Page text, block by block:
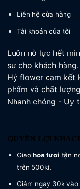
Liên hệ cửa hàng
Tài khoản của tôi
Luôn nỗ lực hết
sự cho khách
Hỷ flower cam kết
phẩm và chất
Nhanh chóng - Uy
QUYỀN LỢI
Giao hoa tươi tận
trên 500k).
Giảm ngay 30k